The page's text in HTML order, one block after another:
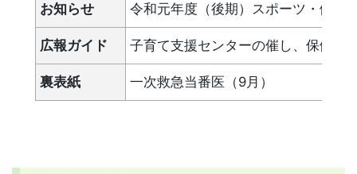
お知らせ 令和元年度（後期）スポーツ・健康
広報ガイド 子育て支援センターの催し、保健だ
裏表紙 一次救急当番医（9月）